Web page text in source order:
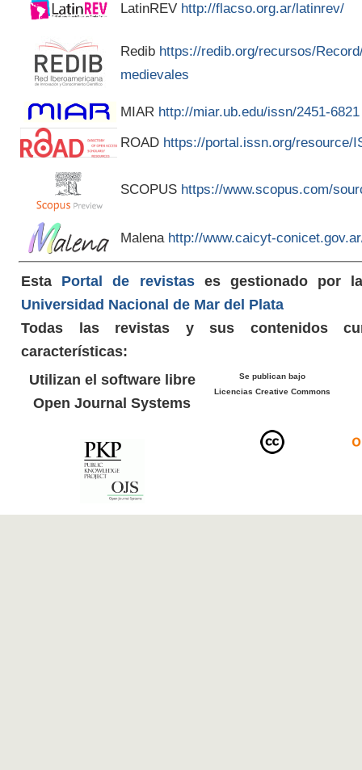
LatinREV http://flacso.org.ar/latinrev/
Redib https://redib.org/recursos/
medievales
MIAR http://miar.ub.edu/issn/2451-6821
ROAD https://portal.issn.org/resource/
SCOPUS https://www.scopus.com/
Malena http://www.caicyt-
Esta Portal de revistases gestionado por
Universidad Nacional de Mar del Plata
Todas las revistas y sus contenidos
características:
Utilizan el software libre
Open Journal Systems
Se publican bajo
Licencias Creative Commons